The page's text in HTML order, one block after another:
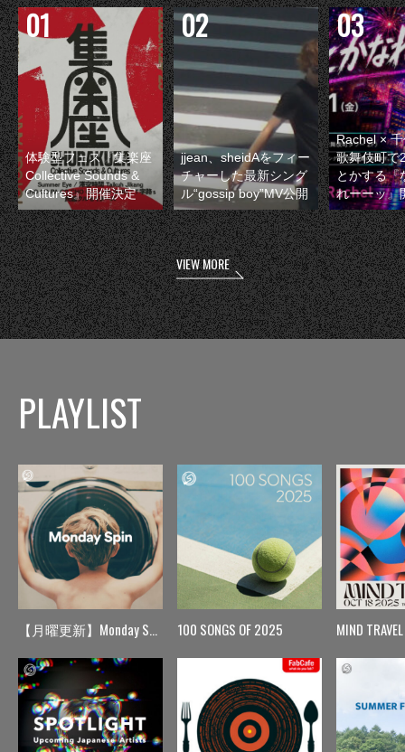
体験型フェス『集楽座
Collective Sounds &
Cultures』開催決定
jjean、sheidAをフィー
チャーした最新シング
ル“gossip boy”MV公開
Rachel ×
歌舞伎町で
とかする『
れーーッ』
VIEW MORE
PLAYLIST
【月曜更新】Monday Spin 100 SONGS OF 2025 MIND TRAVEL